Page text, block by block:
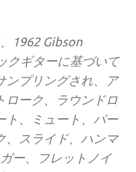
1962 Gibson
クギターに基づいて
ンプリングされ、ア
ローク、ラウンドロ
ト、ミュート、パー
、スライド、ハンマ
ー、フレットノイ